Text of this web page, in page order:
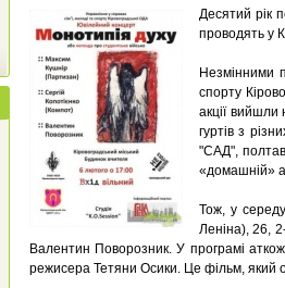
Десятий рік
проводять у
Незмінними
спорту
акції
гуртів з
"САД",
«домашній»
Тож, у
Леніна), 26,
Валентин Поворозник. У програмі
режисера Тетяни Осики. Це фільм, який